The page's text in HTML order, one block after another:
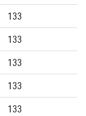
133
133
133
133
133